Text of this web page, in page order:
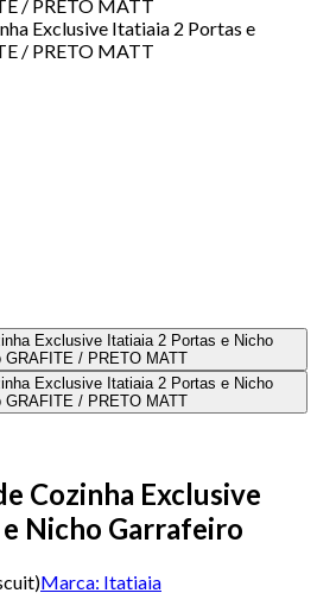
Cozinha Exclusive
Nicho Garrafeiro
)Marca: Itatiaia